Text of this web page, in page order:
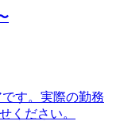
す。実際の勤務
ください。